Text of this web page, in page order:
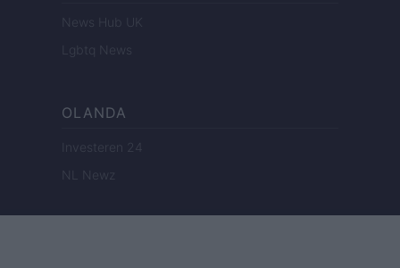
News Hub UK
Lgbtq News
OLANDA
Investeren 24
NL Newz